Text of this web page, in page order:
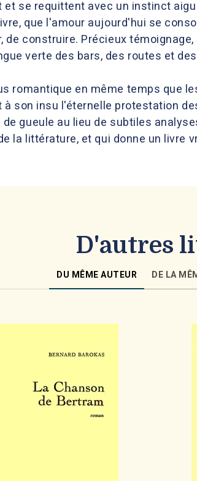
et se requittent avec un instinct
que l'amour aujourd'hui se
de construire. Précieux
verte des bars, des routes et
romantique en même temps que
son insu l'éternelle protestation
de gueule au lieu de subtiles
la littérature, et qui donne un livre
D'autres
DU MÊME AUTEUR DE LA